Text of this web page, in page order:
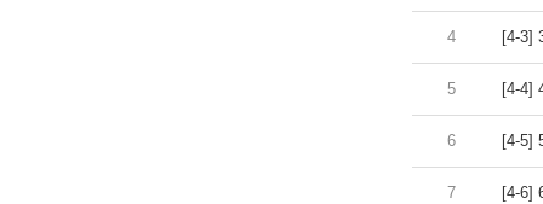
4 [4-3]
5 [4-4]
6 [4-5]
7 [4-6]